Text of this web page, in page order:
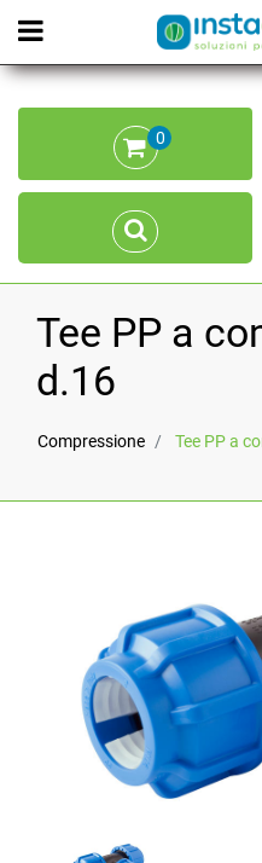
Open menu
0
Tee PP a
d.16
Compressione Tee PP a